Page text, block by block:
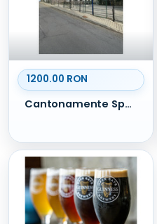
1200.00 RON
Cantonamente Sportive 2026 - Predeal